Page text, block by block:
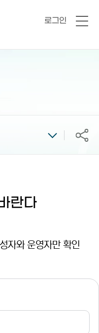
로그인
전
공유
란다
자와 운영자만 확인